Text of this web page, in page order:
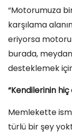
“Motorumuza
karşılama
eriyorsa
burada,
desteklemek
“Kendilerinin
Memlekette
türlü bir şey